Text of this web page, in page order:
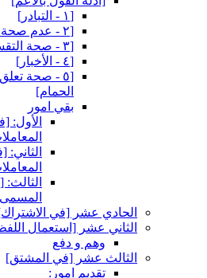
[١ - التبادر]
[٢ - عدم صحة السلب‏]
[٣ - صحة التقسيم إلى الصحيح و الفاسد]
[٤ - الأخبار]
[٥ - صحة
الحمام‏]
بقي امور
الأول:
الحادي عشر [في
الثاني عشر [استعمال
وهم و دفع
الثالث عشر [في المشتق‏]
تقديم امور: